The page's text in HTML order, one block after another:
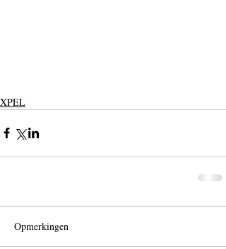
XPEL
Opmerkingen